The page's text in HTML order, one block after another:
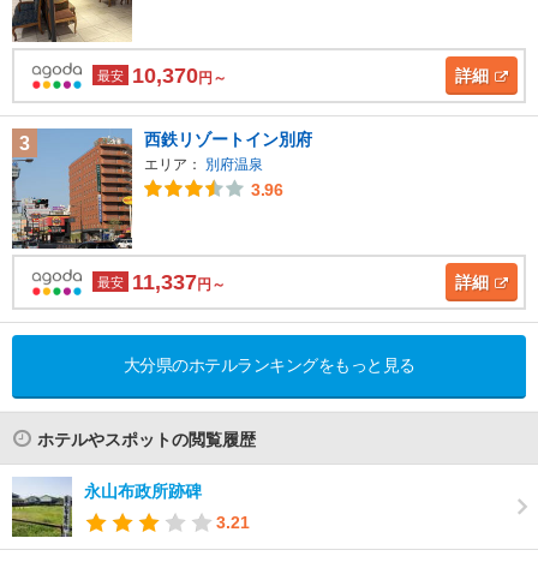
最安 10,370円～ 詳細
3 西鉄リゾートイン別府
エリア： 別府温泉
3.96
最安 11,337円～ 詳細
大分県のホテルランキングをもっと見る
ホテルやスポットの閲覧履歴
永山布政所跡碑
3.21